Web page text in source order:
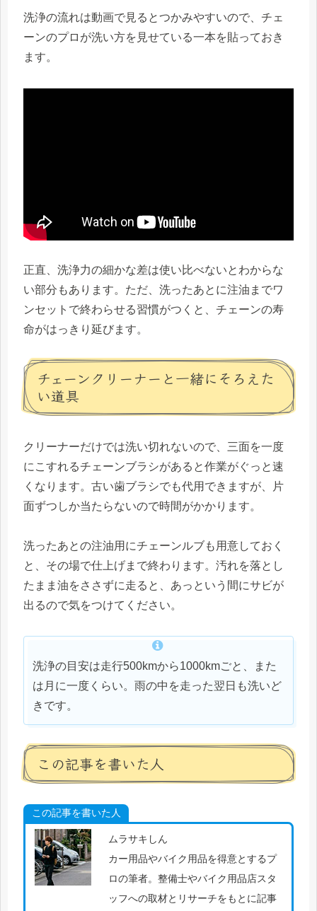
洗浄の流れは動画で見るとつかみやすいので、チェ
ーンのプロが洗い方を見せている一本を貼っておき
ます。
正直、洗浄力の細かな差は使い比べないとわからな
い部分もあります。ただ、洗ったあとに注油までワ
ンセットで終わらせる習慣がつくと、チェーンの寿
命がはっきり延びます。
チェーンクリーナーと一緒にそろえた
い道具
クリーナーだけでは洗い切れないので、三面を一度
にこすれるチェーンブラシがあると作業がぐっと速
くなります。古い歯ブラシでも代用できますが、片
面ずつしか当たらないので時間がかかります。
洗ったあとの注油用にチェーンルブも用意しておく
と、その場で仕上げまで終わります。汚れを落とし
たまま油をささずに走ると、あっという間にサビが
出るので気をつけてください。
洗浄の目安は走行500kmから1000kmごと、また
は月に一度くらい。雨の中を走った翌日も洗いど
きです。
この記事を書いた人
この記事を書いた人
ムラサキしん
カー用品やバイク用品を得意とするプ
ロの筆者。整備士やバイク用品店スタ
ッフへの取材とリサーチをもとに記事